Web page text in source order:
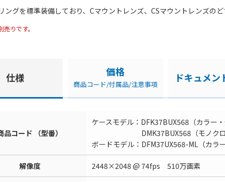
ングを標準装備しており、Cマウントレンズ、CSマウントレンズのど
りです。
仕様 価格
商品コード/付属品/注意事項
ドキュメン
品コード （型番）
ケースモデル：DFK37BUX568（カラー
DMK37BUX568（モノクロ・外
ボードモデル：DFM37UX568-ML（カラ
解像度 2448×2048 @ 74fps 510万画素